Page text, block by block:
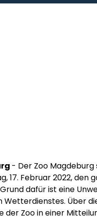
- Der Zoo
17. Februar 2022, den
dafür ist eine
Wetterdienstes. Über
der Zoo in einer